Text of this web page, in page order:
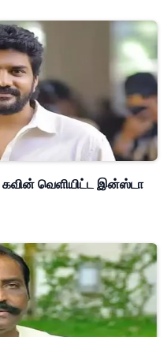
கவின் வெளியிட்ட இன்ஸ்டா